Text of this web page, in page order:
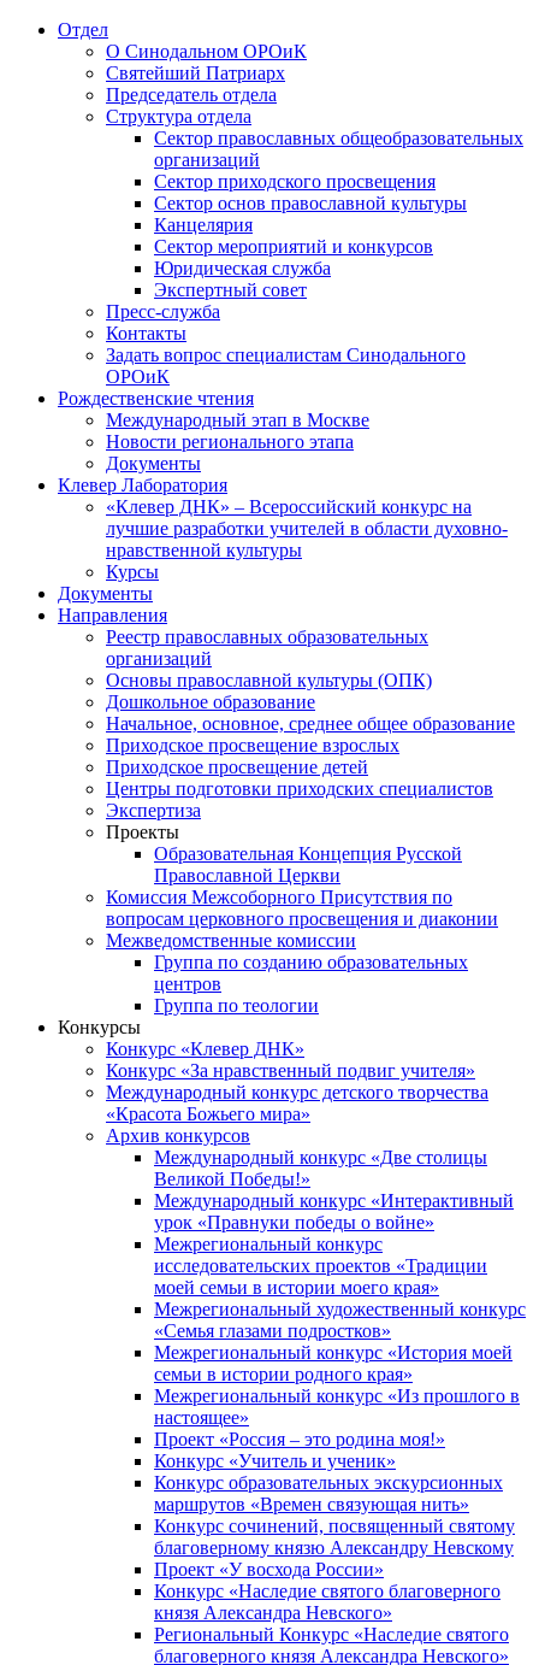
Отдел
О Синодальном ОРОиК
Святейший Патриарх
Председатель отдела
Структура отдела
Сектор православных общеобразовательных
организаций
Сектор приходского просвещения
Сектор основ православной культуры
Канцелярия
Сектор мероприятий и конкурсов
Юридическая служба
Экспертный совет
Пресс-служба
Контакты
Задать вопрос специалистам Синодального
ОРОиК
Рождественские чтения
Международный этап в Москве
Новости регионального этапа
Документы
Клевер Лаборатория
«Клевер ДНК» – Всероссийский конкурс на
лучшие разработки учителей в области духовно-
нравственной культуры
Курсы
Документы
Направления
Реестр православных образовательных
организаций
Основы православной культуры (ОПК)
Дошкольное образование
Начальное, основное, среднее общее образование
Приходское просвещение взрослых
Приходское просвещение детей
Центры подготовки приходских специалистов
Экспертиза
Проекты
Образовательная Концепция Русской
Православной Церкви
Комиссия Межсоборного Присутствия по
вопросам церковного просвещения и диаконии
Межведомственные комиссии
Группа по созданию образовательных
центров
Группа по теологии
Конкурсы
Конкурс «Клевер ДНК»
Конкурс «За нравственный подвиг учителя»
Международный конкурс детского творчества
«Красота Божьего мира»
Архив конкурсов
Международный конкурс «Две столицы
Великой Победы!»
Международный конкурс «Интерактивный
урок «Правнуки победы о войне»
Межрегиональный конкурс
исследовательских проектов «Традиции
моей семьи в истории моего края»
Межрегиональный художественный конкурс
«Семья глазами подростков»
Межрегиональный конкурс «История моей
семьи в истории родного края»
Межрегиональный конкурс «Из прошлого в
настоящее»
Проект «Россия – это родина моя!»
Конкурс «Учитель и ученик»
Конкурс образовательных экскурсионных
маршрутов «Времен связующая нить»
Конкурс сочинений, посвященный святому
благоверному князю Александру Невскому
Проект «У восхода России»
Конкурс «Наследие святого благоверного
князя Александра Невского»
Региональный Конкурс «Наследие святого
благоверного князя Александра Невского»